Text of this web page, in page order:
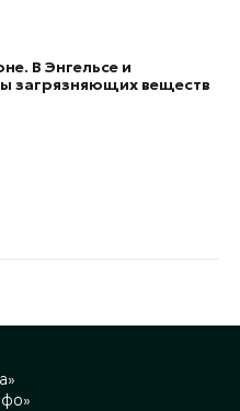
В Энгельсе и
загрязняющих веществ